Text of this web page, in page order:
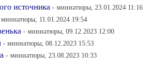
источника - миниатюры, 23.01.2024 11:16
11.01.2024 19:54
- миниатюры, 09.12.2023 12:00
- миниатюры, 08.12.2023 15:53
- миниатюры, 23.08.2023 10:33